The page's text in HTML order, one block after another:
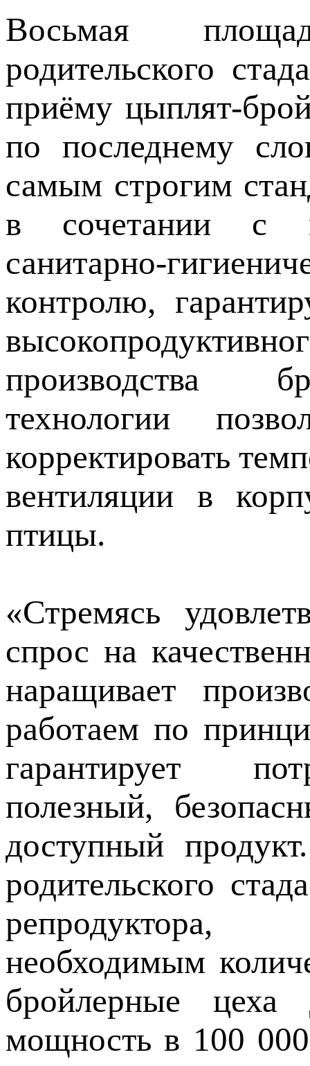
Восьмая
родительского
приёму цыплят-
по последнему
самым строгим
в сочетании с
санитарно-
контролю,
производства
технологии
корректировать
вентиляции в
птицы.
«Стремясь
спрос на
наращивает
работаем по
гарантирует
полезный,
доступный
родительского
репродуктора,
необходимым
бройлерные
мощность в 100